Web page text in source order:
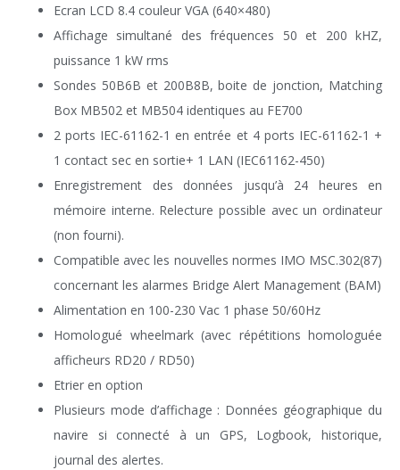
Ecran LCD 8.4 couleur VGA (640×480)
Affichage simultané des fréquences 50 et 200 kHZ,
puissance 1 kW rms
Sondes 50B6B et 200B8B, boite de jonction, Matching
Box MB502 et MB504 identiques au FE700
2 ports IEC-61162-1 en entrée et 4 ports IEC-61162-1 +
1 contact sec en sortie+ 1 LAN (IEC61162-450)
Enregistrement des données jusqu’à 24 heures en
mémoire interne. Relecture possible avec un ordinateur
(non fourni).
Compatible avec les nouvelles normes IMO MSC.302(87)
concernant les alarmes Bridge Alert Management (BAM)
Alimentation en 100-230 Vac 1 phase 50/60Hz
Homologué wheelmark (avec répétitions homologuée
afficheurs RD20 / RD50)
Etrier en option
Plusieurs mode d’affichage : Données géographique du
navire si connecté à un GPS, Logbook, historique,
journal des alertes.